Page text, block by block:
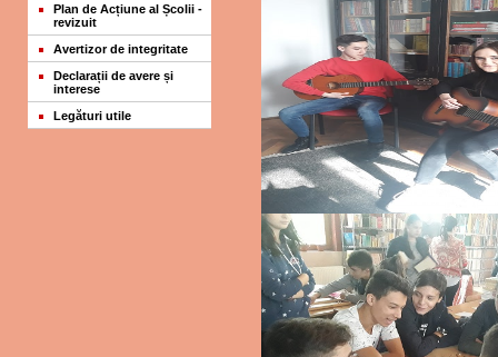
Plan de Acțiune al Școlii -
revizuit
Avertizor de integritate
Declarații de avere și
interese
Legături utile